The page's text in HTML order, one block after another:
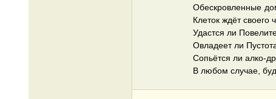
Обескровленные
Клеток ждёт своего
Удастся ли
Овладеет ли
Сопьётся ли алко-
В любом случае,